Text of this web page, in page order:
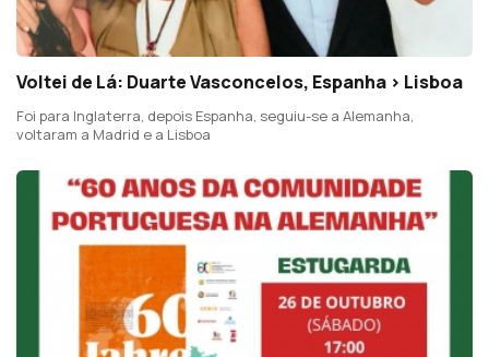
Voltei de Lá: Duarte Vasconcelos, Espanha > Lisboa
Foi para Inglaterra, depois Espanha, seguiu-se a Alemanha,
voltaram a Madrid e a Lisboa